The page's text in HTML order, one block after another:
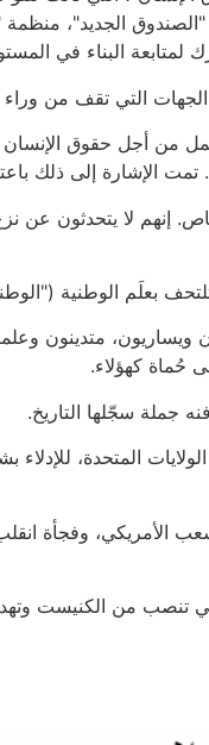
الجديد"،
لمتابعة البناء في
التي تقف من
أجل حقوق الإنسان
لا يتحدثون عن
بعلَم الوطنية
ويساريون، متدينون
حُماة كهؤلاء.
جملة سجّلها التاريخ.
المتحدة، للإدلاء
الأمريكي، وفجأة
تنصب من الكنيست وتهدد